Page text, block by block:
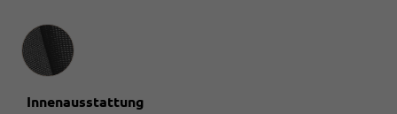
Innenausstattung
Innenausstattung